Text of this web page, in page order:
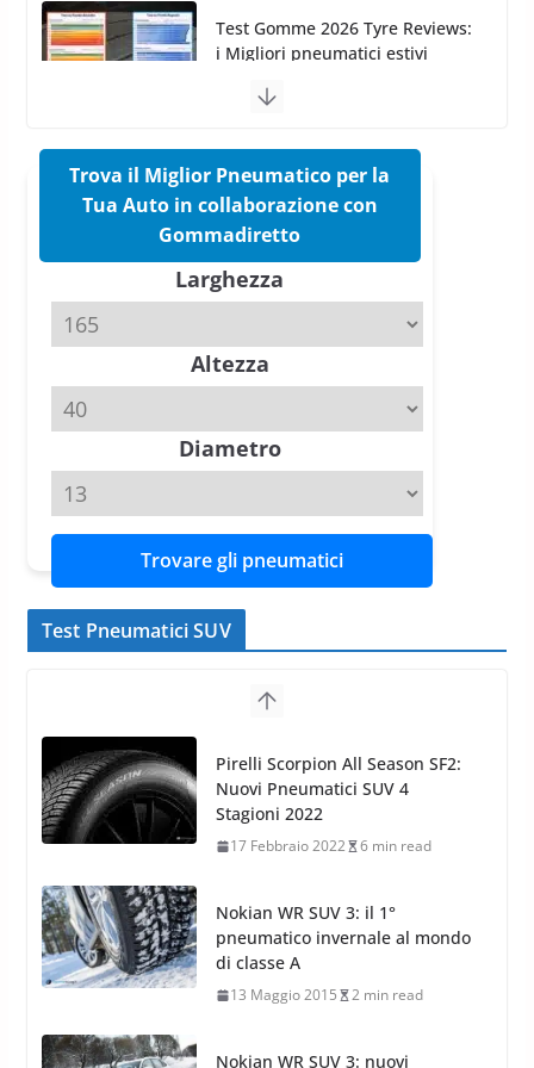
Pirelli Cinturato 2026: due
confermano il salto tecnico del
Pirelli P Zero Trofeo RS: per
slick da battere
Michelin Pilot Sport 4 S – Test
su Range Rover Sport D350 HST
11 Aprile 2026 15 min read
Trova il Miglior Pneumatico per la
Tua Auto in collaborazione con
Gommadiretto
Larghezza
Altezza
Diametro
Trovare gli pneumatici
Test Pneumatici SUV
Nokian WR SUV 3: il 1°
pneumatico invernale al mondo
di classe A
13 Maggio 2015 2 min read
Nokian WR SUV 3: nuovi
Pneumatici Invernali HP per
condizioni invernali difficili
23 Aprile 2013 9 min read
Yokohama Geolandar G073: nuovi pneumatici